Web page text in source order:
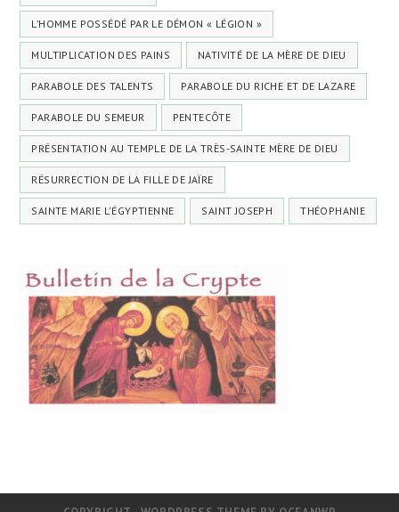
L’HOMME POSSÉDÉ PAR LE DÉMON « LÉGION »
MULTIPLICATION DES PAINS NATIVITÉ DE LA MÈRE DE DIEU
PARABOLE DES TALENTS PARABOLE DU RICHE ET DE LAZARE
PARABOLE DU SEMEUR PENTECÔTE
PRÉSENTATION AU TEMPLE DE LA TRÈS-SAINTE MÈRE DE DIEU
RÉSURRECTION DE LA FILLE DE JAÏRE
SAINTE MARIE L'ÉGYPTIENNE SAINT JOSEPH THÉOPHANIE